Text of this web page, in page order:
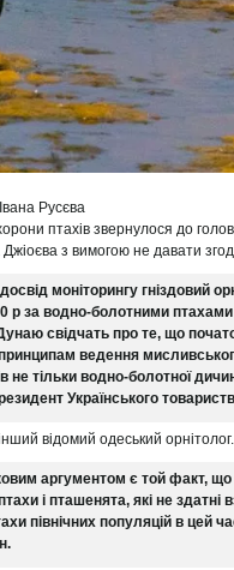
Русєва
птахів звернулося до
з вимогою не давати
моніторингу гніздовий
р за водно-болотними птахами
свідчать про те, що
принципам ведення
не тільки водно-болотної
Українського
відомий одеський орнітолог.
аргументом є той факт, що
і пташенята, які не
північних популяцій в цей